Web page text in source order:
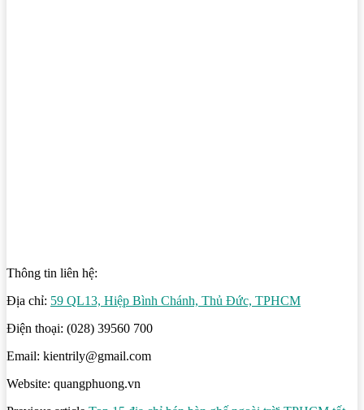
Thông tin liên hệ:
Địa chỉ: 59 QL13, Hiệp Bình Chánh, Thủ Đức, TPHCM
Điện thoại: (028) 39560 700
Email: kientrily@gmail.com
Website: quangphuong.vn